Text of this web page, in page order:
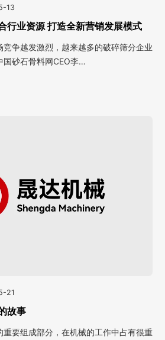
13
行业资源 打造全新营销发展模式
竞争越发激烈，越来越多的破碎筛分企业
国砂石骨料网CEO李…
21
故事
要组成部分，在机械的工作中占有很重